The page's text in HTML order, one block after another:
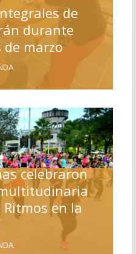
de
durante
de marzo
celebraron
en la